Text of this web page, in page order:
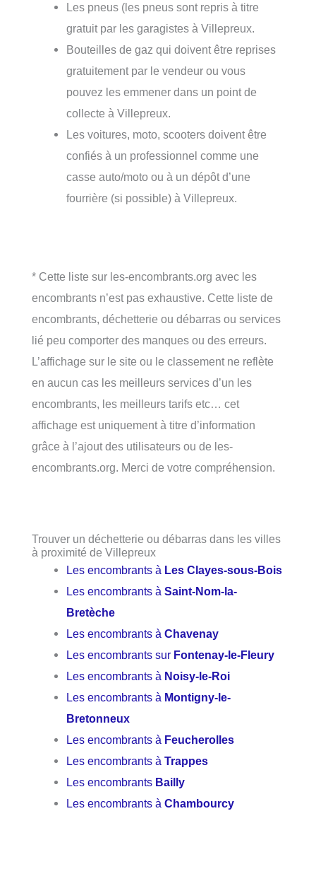
Les pneus (les pneus sont repris à titre
gratuit par les garagistes à Villepreux.
Bouteilles de gaz qui doivent être reprises
gratuitement par le vendeur ou vous
pouvez les emmener dans un point de
collecte à Villepreux.
Les voitures, moto, scooters doivent être
confiés à un professionnel comme une
casse auto/moto ou à un dépôt d’une
fourrière (si possible) à Villepreux.
* Cette liste sur les-encombrants.org avec les
encombrants n’est pas exhaustive. Cette liste de
encombrants, déchetterie ou débarras ou services
lié peu comporter des manques ou des erreurs.
L’affichage sur le site ou le classement ne reflète
en aucun cas les meilleurs services d’un les
encombrants, les meilleurs tarifs etc… cet
affichage est uniquement à titre d’information
grâce à l’ajout des utilisateurs ou de les-
encombrants.org. Merci de votre compréhension.
Trouver un déchetterie ou débarras dans les villes
à proximité de Villepreux
Les encombrants à Les Clayes-sous-Bois
Les encombrants àSaint-Nom-la-
Bretèche
Les encombrants àChavenay
Les encombrants sur Fontenay-le-Fleury
Les encombrants à Noisy-le-Roi
Les encombrants à Montigny-le-
Bretonneux
Les encombrants à Feucherolles
Les encombrants àTrappes
Les encombrants Bailly
Les encombrants àChambourcy